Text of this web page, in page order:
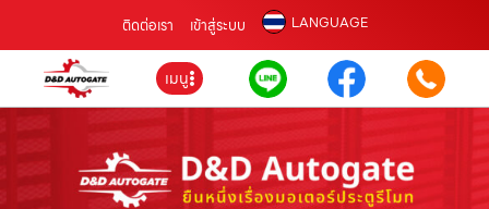
ติดต่อเรา เข้าสู่ระบบ LANGUAGE
เมนู